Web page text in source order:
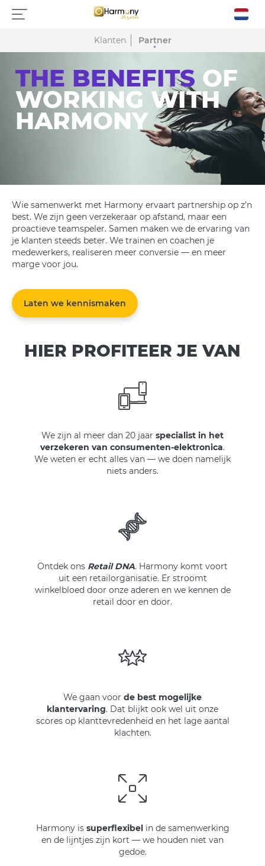
Klanten Partner
THE BENEFITS OF
WORKING WITH
HARMONY
Wie samenwerkt met Harmony ervaart partnership op z’n
best. We zijn geen verzekeraar op afstand, maar een
proactieve teamspeler. Samen maken we de ervaring van
je klanten steeds beter. We trainen en coachen je
medewerkers, realiseren meer conversie — en meer
marge voor jou.
Laten we kennismaken
HIER PROFITEER JE VAN
We zijn al meer dan 20 jaar specialist in het
verzekeren van consumenten-elektronica.
We weten er echt alles van — we doen namelijk
niets anders.
Ontdek ons Retail DNA. Harmony komt voort
uit een retailorganisatie. Er stroomt
winkelbloed door onze aderen en we kennen de
retail door en door.
We gaan voor de best mogelijke
klantervaring. Dat blijkt ook wel uit onze
scores op klanttevredenheid en het lage aantal
klachten.
Harmony is superflexibelin de samenwerking
en de lijntjes zijn kort — we houden niet van
gedoe.